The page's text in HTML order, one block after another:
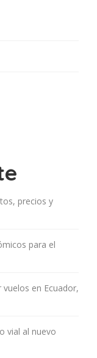
precios y
para el
vuelos en Ecuador,
vial al nuevo